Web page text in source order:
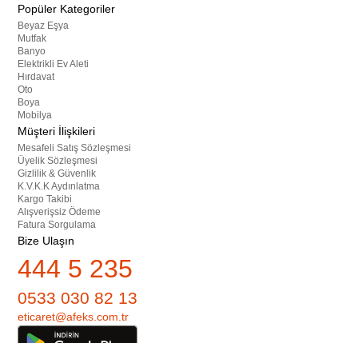
Popüler Kategoriler
Beyaz Eşya
Mutfak
Banyo
Elektrikli Ev Aleti
Hırdavat
Oto
Boya
Mobilya
Müşteri İlişkileri
Mesafeli Satış Sözleşmesi
Üyelik Sözleşmesi
Gizlilik & Güvenlik
K.V.K.K Aydınlatma
Kargo Takibi
Alışverişsiz Ödeme
Fatura Sorgulama
Bize Ulaşın
444 5 235
0533 030 82 13
eticaret@afeks.com.tr